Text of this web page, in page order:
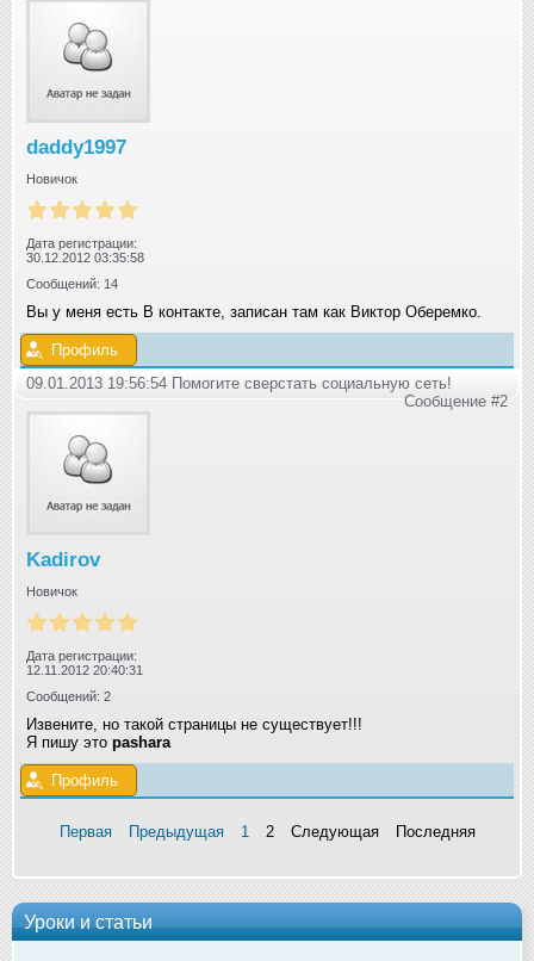
Уроки и статьи
daddy1997
Новичок
Дата регистрации:
30.12.2012 03:35:58
Сообщений: 14
Вы у меня есть В контакте, записан там как Виктор Оберемко.
Профиль
09.01.2013 19:56:54 Помогите сверстать социальную сеть!
Сообщение #2
Kadirov
Новичок
Дата регистрации:
12.11.2012 20:40:31
Сообщений: 2
Извените, но такой страницы не существует!!!
Я пишу это pashara
Профиль
Первая Предыдущая 1 2 Следующая Последняя